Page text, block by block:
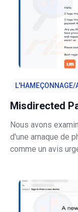
L'HAMEÇONNAGE/
Misdirected
Nous avons
d'une arnaque de
comme un avis
PDF joint. Le lien